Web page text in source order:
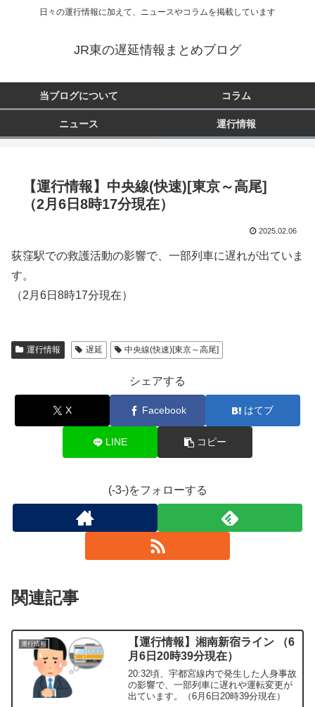
日々の運行情報に加えて、ニュースやコラムを掲載しています
JR東の遅延情報まとめブログ
当ブログについて コラム
ニュース 運行情報
【運行情報】中央線(快速)[東京～高尾]
（2月6日8時17分現在）
2025.02.06
荻窪駅での救護活動の影響で、一部列車に遅れが出ていま
す。
（2月6日8時17分現在）
運行情報 遅延 中央線(快速)[東京～高尾]
シェアする
X Facebook はてブ
LINE コピー
(-3-)をフォローする
関連記事
運行情報
【運行情報】湘南新宿ライン （6
月6日20時39分現在）
20:32頃、宇都宮線内で発生した人身事故
の影響で、一部列車に遅れや運転変更が
出ています。（6月6日20時39分現在）